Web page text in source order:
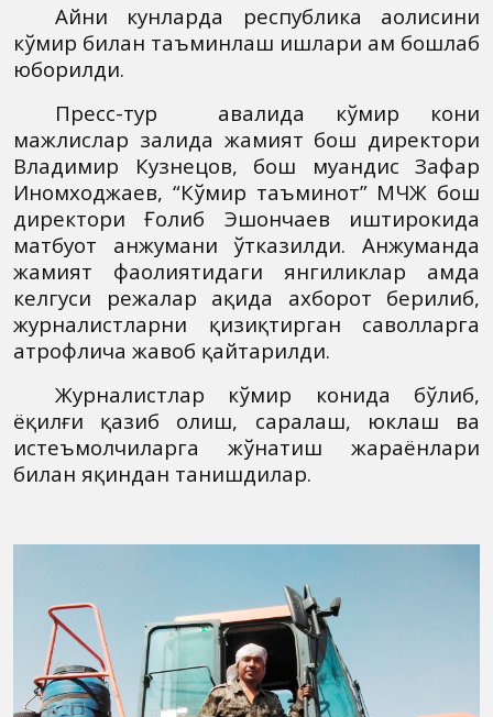
Айни кунларда республика аҳолисини
кўмир билан таъминлаш ишлари ҳам бошлаб
юборилди.
Пресс-тур авалида кўмир кони
мажлислар залида жамият бош директори
Владимир Кузнецов, бош муҳандис Зафар
Иномходжаев, “Кўмир таъминот” МЧЖ бош
директори Ғолиб Эшончаев иштирокида
матбуот анжумани ўтказилди. Анжуманда
жамият фаолиятидаги янгиликлар ҳамда
келгуси режалар ҳақида ахборот берилиб,
журналистларни қизиқтирган саволларга
атрофлича жавоб қайтарилди.
Журналистлар кўмир конида бўлиб,
ёқилғи қазиб олиш, саралаш, юклаш ва
истеъмолчиларга жўнатиш жараёнлари
билан яқиндан танишдилар.